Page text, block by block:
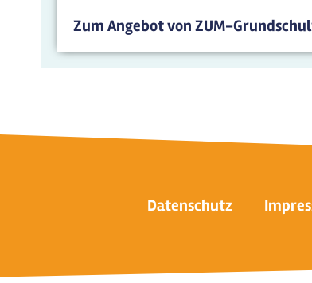
Zum Angebot von ZUM-
Datenschutz